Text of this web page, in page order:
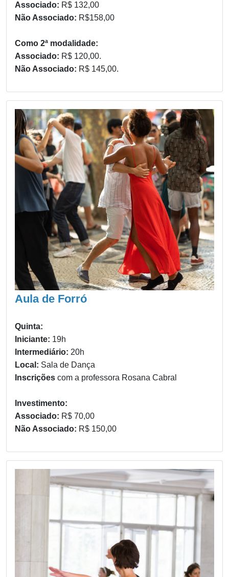
Associado: R$ 132,00
Não Associado: R$158,00
Como 2ª modalidade:
Associado: R$ 120,00.
Não Associado: R$ 145,00.
Aula de Forró
Quinta:
Iniciante: 19h
Intermediário: 20h
Local: Sala de Dança
Inscrições com a professora Rosana Cabral
Investimento:
Associado: R$ 70,00
Não Associado: R$ 150,00